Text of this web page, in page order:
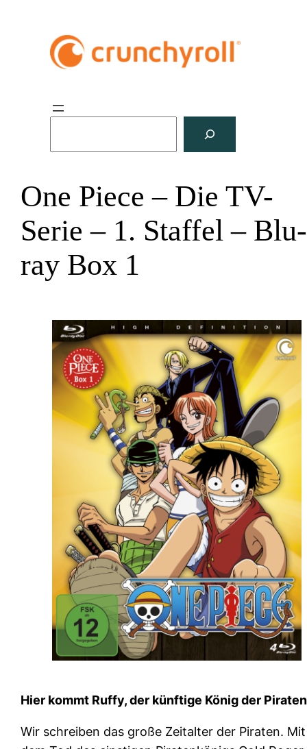
e
One Piece – Die TV-
Serie – 1. Staffel – Blu-
ray Box 1
Hier kommt Ruffy, der künftige König der
Wir schreiben das große Zeitalter der Piraten. Mit